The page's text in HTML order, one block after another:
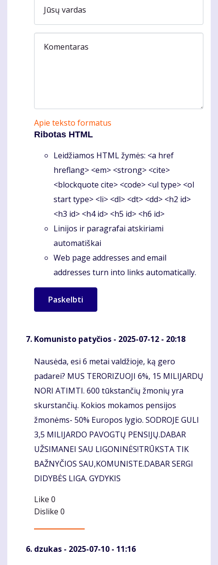
Jūsų vardas
Komentaras
Apie teksto formatus
Ribotas HTML
Leidžiamos HTML žymės: <a href
hreflang> <em> <strong> <cite>
<blockquote cite> <code> <ul type> <ol
start type> <li> <dl> <dt> <dd> <h2 id>
<h3 id> <h4 id> <h5 id> <h6 id>
Linijos ir paragrafai atskiriami
automatiškai
Web page addresses and email
addresses turn into links automatically.
Komunisto patyčios - 2025-07-12 - 20:18
Komentaras
Nausėda, esi 6 metai valdžioje, ką gero
padarei? MUS TERORIZUOJI 6%, 15 MILIJARDŲ
NORI ATIMTI. 600 tūkstančių žmonių yra
skurstančių. Kokios mokamos pensijos
žmonėms- 50% Europos lygio. SODROJE GULI
3,5 MILIJARDO PAVOGTŲ PENSIJŲ.DABAR
UŽSIMANEI SAU LIGONINĖS!TRŪKSTA TIK
BAŽNYČIOS SAU,KOMUNISTE.DABAR SERGI
DIDYBĖS LIGA. GYDYKIS
Like 0
Dislike 0
dzukas - 2025-07-10 - 11:16